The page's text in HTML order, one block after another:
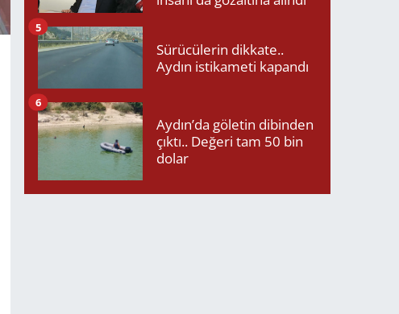
Sürücülerin dikkate..
Aydın istikameti kapandı
5
Aydın’da göletin dibinden
çıktı.. Değeri tam 50 bin
dolar
6